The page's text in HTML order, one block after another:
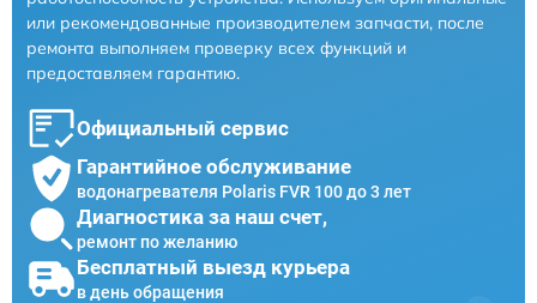
или рекомендованные производителем запчасти, после
ремонта выполняем проверку всех функций и
предоставляем гарантию.
Официальный сервис
Гарантийное обслуживание
водонагревателя Polaris FVR 100 до 3 лет
Диагностика за наш счет,
ремонт по желанию
Бесплатный выезд курьера
в день обращения